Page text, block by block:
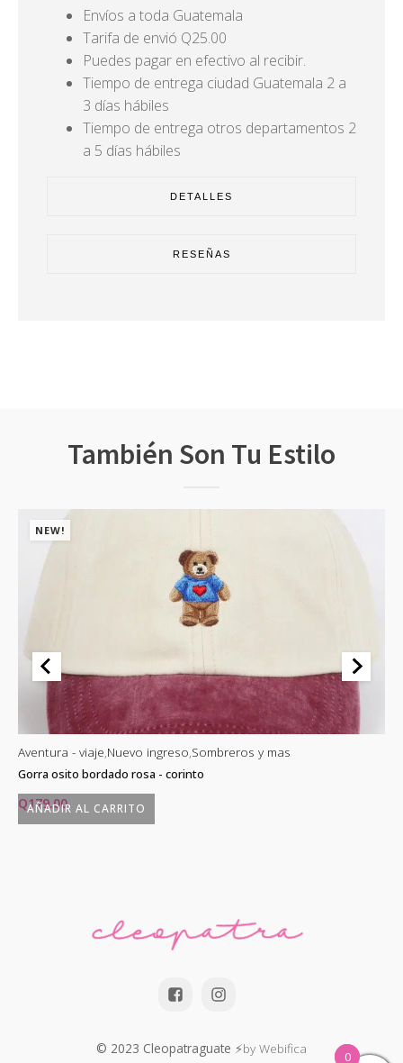
Envíos a toda Guatemala
Tarifa de envió Q25.00
Puedes pagar en efectivo al recibir.
Tiempo de entrega ciudad Guatemala 2 a
3 días hábiles
Tiempo de entrega otros departamentos 2
a 5 días hábiles
DETALLES
RESEÑAS
También Son Tu Estilo
NEW!
AÑADIR AL CARRITO
Aventura - viaje Nuevo ingreso Sombreros y mas
Gorra osito bordado rosa - corinto
Q179.00
© 2023 Cleopatraguate ⚡by Webifica
0
0